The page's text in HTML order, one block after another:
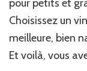
pour petits et
Choisissez un
meilleure, bien
Et voilà, vous